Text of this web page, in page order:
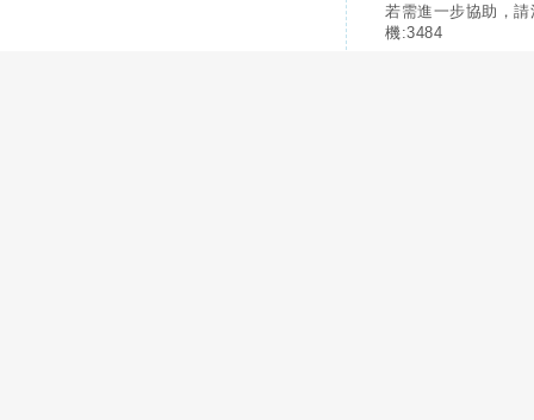
若需進一步協助，
機:3484